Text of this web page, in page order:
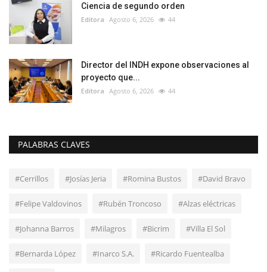
Ciencia de segundo orden
Editora Agosto 6, 2026 44
Director del INDH expone observaciones al
proyecto que...
Editora Agosto 6, 2026 44
PALABRAS CLAVES
#Cerrillos #Josías Jeria #Romina Bustos #David Bravo
#Felipe Valdovinos #Rubén Troncoso #Alzas eléctricas
#Johanna Barros #Milagros #Bicrim #Villa El Sol
#Bernarda López #Inarco S.A. #Ricardo Fuentealba